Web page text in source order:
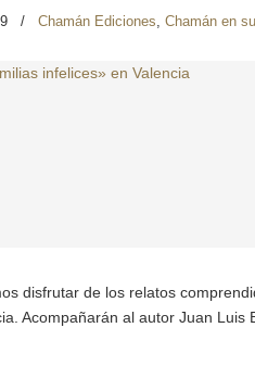
/ Chamán Ediciones, Chamán en
disfrutar de los relatos
Acompañarán al autor Juan Luis